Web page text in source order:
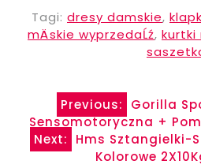
Tagi: dresy damskie,
mÄskie wyprzedaĹź, kurtki
Nawigacja
wpisu
Previous:
Gorilla
Sensomotoryczna +
Next:
Hms Sztangielki-
Kolorowe